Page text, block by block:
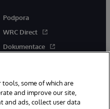
Podpora
WRC Direct
Dokumentace
tools, some of which are
and improve our site,
and ads, collect user data